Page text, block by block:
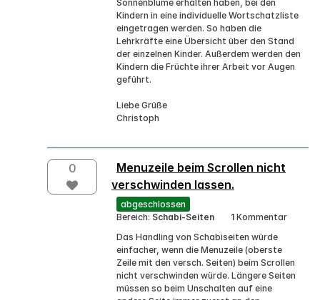
Sonnenblume erhalten haben, bei den
Kindern in eine individuelle Wortschatzliste
eingetragen werden. So haben die
Lehrkräfte eine Übersicht über den Stand
der einzelnen Kinder. Außerdem werden den
Kindern die Früchte ihrer Arbeit vor Augen
geführt.
Liebe Grüße
Christoph
0
Menuzeile beim Scrollen nicht
verschwinden lassen.
abgeschlossen
Bereich: Schabi-Seiten 1 Kommentar
Das Handling von Schabiseiten würde
einfacher, wenn die Menuzeile (oberste
Zeile mit den versch. Seiten) beim Scrollen
nicht verschwinden würde. Längere Seiten
müssen so beim Unschalten auf eine